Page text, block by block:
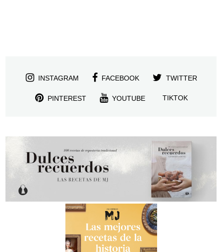
INSTAGRAM FACEBOOK TWITTER
PINTEREST YOUTUBE TIKTOK